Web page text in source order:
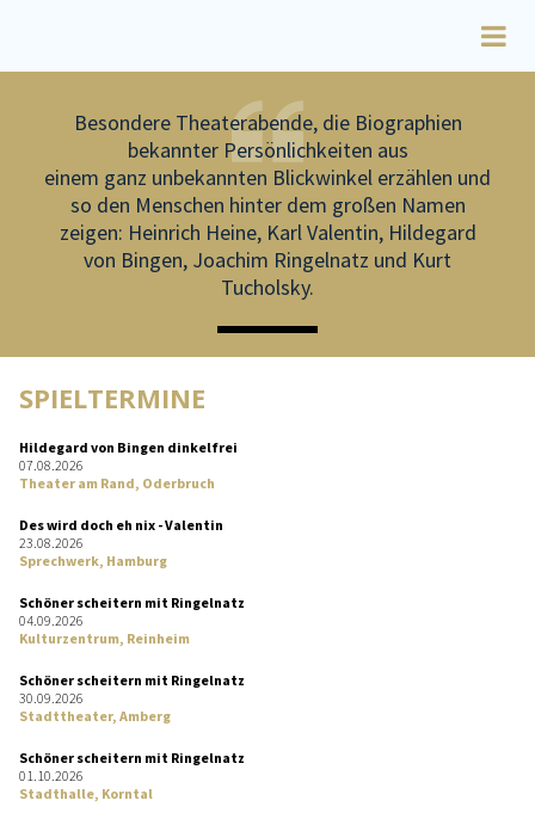
Besondere Theaterabende, die Biographien
bekannter Persönlichkeiten aus
einem ganz unbekannten Blickwinkel erzählen und
so den Menschen hinter dem großen Namen
zeigen: Heinrich Heine, Karl Valentin, Hildegard
von Bingen, Joachim Ringelnatz und Kurt
Tucholsky.
SPIELTERMINE
Hildegard von Bingen dinkelfrei
07.08.2026
Theater am Rand, Oderbruch
Des wird doch eh nix - Valentin
23.08.2026
Sprechwerk, Hamburg
Schöner scheitern mit Ringelnatz
04.09.2026
Kulturzentrum, Reinheim
Schöner scheitern mit Ringelnatz
30.09.2026
Stadttheater, Amberg
Schöner scheitern mit Ringelnatz
01.10.2026
Stadthalle, Korntal